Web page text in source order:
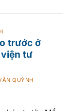
trước ở
tư
QUỲNH